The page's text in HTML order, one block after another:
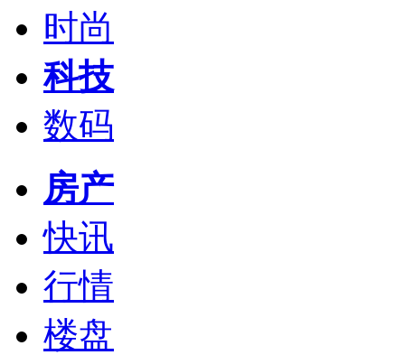
时尚
科技
数码
房产
快讯
行情
楼盘